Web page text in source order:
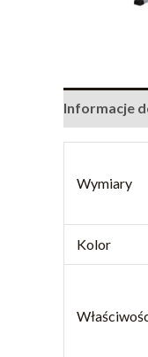
Informacje
Wymiary
Kolor